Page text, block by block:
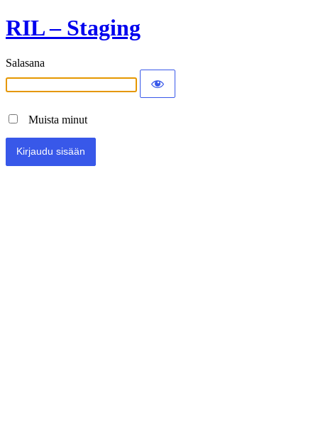
RIL – Staging
Salasana
Muista minut